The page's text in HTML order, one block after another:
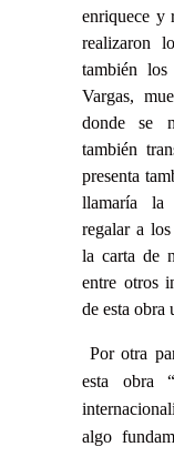
enriquece y
realizaron
también
Vargas,
donde se
también
presenta
llamaría la
regalar a
la carta de
entre otros
de esta obra
Por otra
esta obra
algo